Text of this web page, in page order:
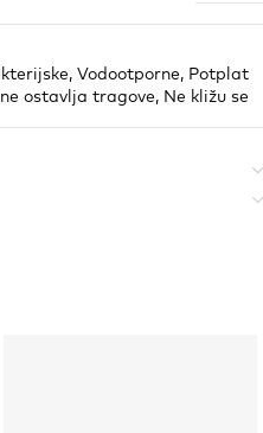
, Vodootporne, Potplat
ostavlja tragove, Ne kližu se